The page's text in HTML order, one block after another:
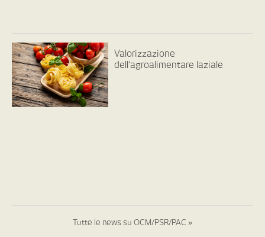
Valorizzazione
dell’agroalimentare laziale
Tutte le news su OCM/PSR/PAC »